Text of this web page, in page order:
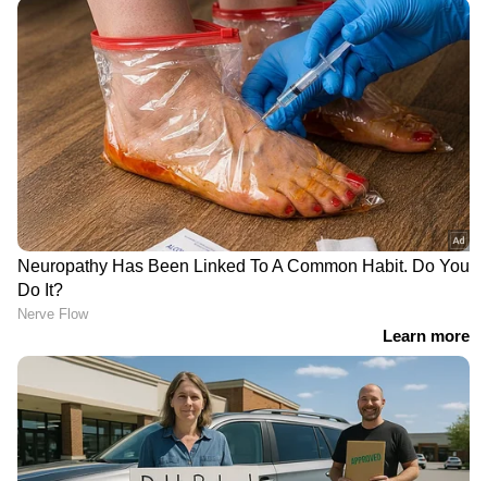
LATEST VIDEOS
'തോൽവിയിൽനിന്ന് CPM ഒന്നും
പഠിച്ചില്ല, ഭയപ്പെടുത്തി
വി.കുഞ്ഞികൃഷ്ണൻ
അമിത് ഷാ സഭയില്‍
എത്തണമെന്ന് പ്രതിപക്ഷം;
ആവശ്യം ഷായെ